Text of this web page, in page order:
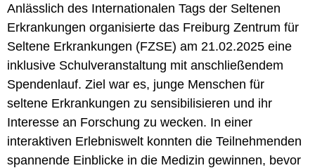
Anlässlich des Internationalen Tags der Seltenen
Erkrankungen organisierte das Freiburg Zentrum für
Seltene Erkrankungen (FZSE) am 21.02.2025 eine
inklusive Schulveranstaltung mit anschließendem
Spendenlauf. Ziel war es, junge Menschen für
seltene Erkrankungen zu sensibilisieren und ihr
Interesse an Forschung zu wecken. In einer
interaktiven Erlebniswelt konnten die Teilnehmenden
spannende Einblicke in die Medizin gewinnen, bevor